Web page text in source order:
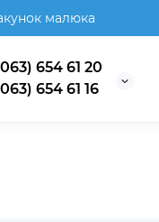
малюка
654 61 20
654 61 16